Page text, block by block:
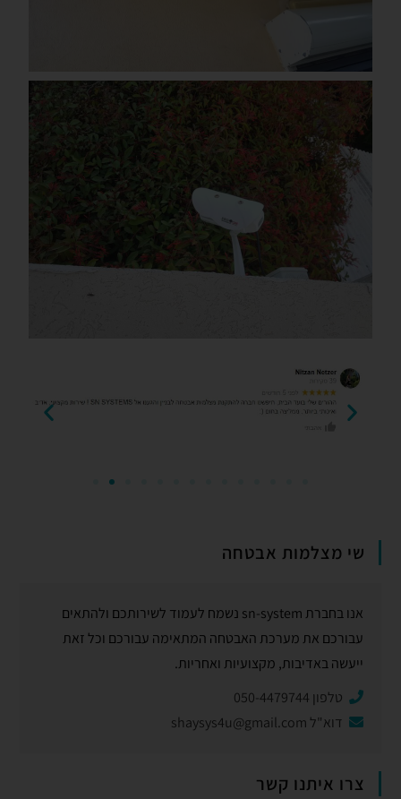
שי מצלמות אבטחה
אנו בחברת sn-system נשמח לעמוד לשירותכם ולהתאים
עבורכם את מערכת האבטחה המתאימה עבורכם וכל זאת
ייעשה באדיבות, מקצועיות ואחריות.
טלפון 050-4479744
דוא"ל shaysys4u@gmail.com
צרו איתנו קשר